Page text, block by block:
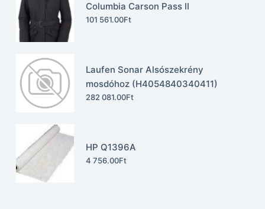
Columbia Carson Pass II
101 561.00Ft
Laufen Sonar Alsószekrény
mosdóhoz (H4054840340411)
282 081.00Ft
HP Q1396A
4 756.00Ft